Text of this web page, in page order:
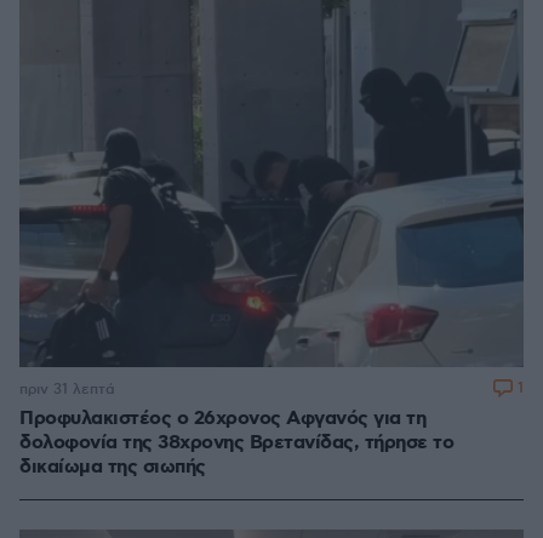
Προφυλακιστέος ο 26χρονος Αφγανός για τη
δολοφονία της 38χρονης Βρετανίδας, τήρησε το
δικαίωμα της σιωπής
πριν 31 λεπτά 1